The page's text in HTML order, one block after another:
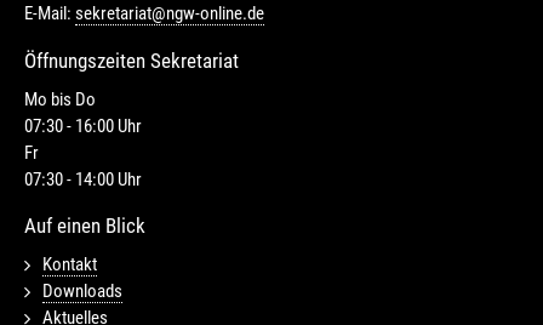
E-Mail: sekretariat@ngw-online.de
Öffnungszeiten Sekretariat
Mo bis Do
07:30 - 16:00 Uhr
Fr
07:30 - 14:00 Uhr
Auf einen Blick
Kontakt
Downloads
Aktuelles